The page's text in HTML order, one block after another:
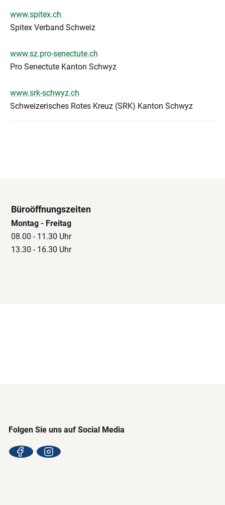
www.spitex.ch
Spitex Verband Schweiz
www.sz.pro-senectute.ch
Pro Senectute Kanton Schwyz
www.srk-schwyz.ch
Schweizerisches Rotes Kreuz (SRK) Kanton Schwyz
Büroöffnungszeiten
Montag - Freitag
08.00 - 11.30 Uhr
13.30 - 16.30 Uhr
Folgen Sie uns auf Social Media